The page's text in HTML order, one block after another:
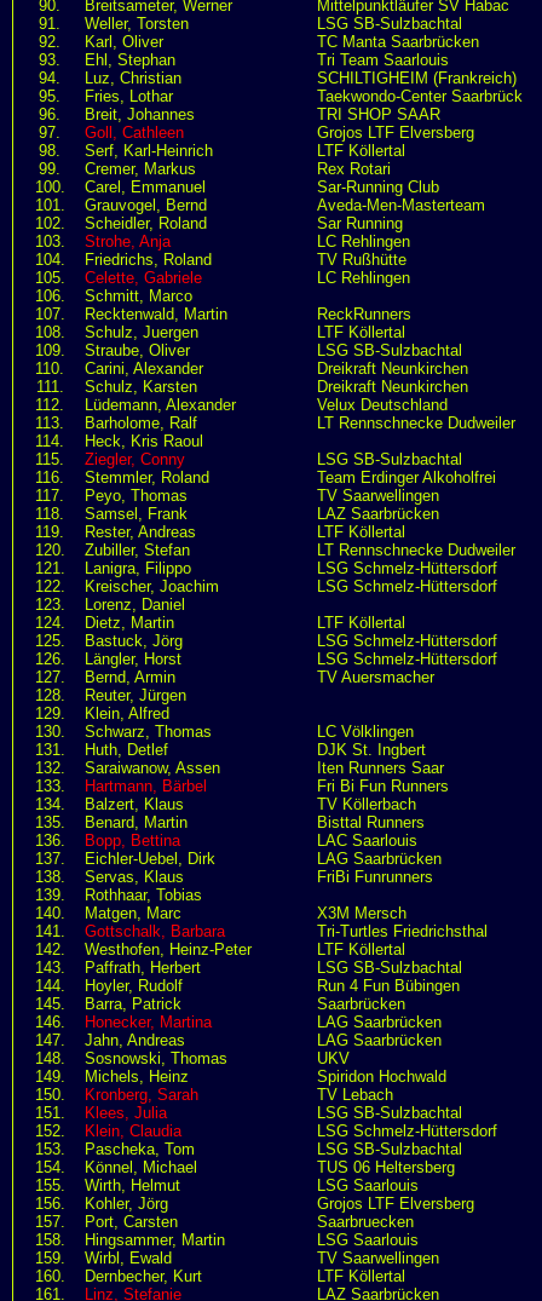
90. Breitsameter, Werner
Mittelpunktläufer SV Habac
91.
Weller, Torsten
LSG SB-Sulzbachtal
92.
Karl, Oliver
TC Manta Saarbrücken
93.
Ehl, Stephan
Tri Team Saarlouis
94.
Luz, Christian
SCHILTIGHEIM (Frankreich)
95.
Fries, Lothar
Taekwondo-Center Saarbrück
96.
Breit, Johannes
TRI SHOP SAAR
97.
Goll, Cathleen
Grojos LTF Elversberg
98.
Serf, Karl-Heinrich
LTF Köllertal
99.
Cremer, Markus
Rex Rotari
100.
Carel, Emmanuel
Sar-Running Club
101.
Grauvogel, Bernd
Aveda-Men-Masterteam
102.
Scheidler, Roland
Sar Running
103.
Strohe, Anja
LC Rehlingen
104.
Friedrichs, Roland
TV Rußhütte
105.
Celette, Gabriele
LC Rehlingen
106.
Schmitt, Marco
107.
Recktenwald, Martin
ReckRunners
108.
Schulz, Juergen
LTF Köllertal
109.
Straube, Oliver
LSG SB-Sulzbachtal
110.
Carini, Alexander
Dreikraft Neunkirchen
111.
Schulz, Karsten
Dreikraft Neunkirchen
112.
Lüdemann, Alexander
Velux Deutschland
113.
Barholome, Ralf
LT Rennschnecke Dudweiler
114.
Heck, Kris Raoul
115.
Ziegler, Conny
LSG SB-Sulzbachtal
116.
Stemmler, Roland
Team Erdinger Alkoholfrei
117.
Peyo, Thomas
TV Saarwellingen
118.
Samsel, Frank
LAZ Saarbrücken
119.
Rester, Andreas
LTF Köllertal
120.
Zubiller, Stefan
LT Rennschnecke Dudweiler
121.
Lanigra, Filippo
LSG Schmelz-Hüttersdorf
122.
Kreischer, Joachim
LSG Schmelz-Hüttersdorf
123.
Lorenz, Daniel
124.
Dietz, Martin
LTF Köllertal
125.
Bastuck, Jörg
LSG Schmelz-Hüttersdorf
126.
Längler, Horst
LSG Schmelz-Hüttersdorf
127.
Bernd, Armin
TV Auersmacher
128.
Reuter, Jürgen
129.
Klein, Alfred
130.
Schwarz, Thomas
LC Völklingen
131.
Huth, Detlef
DJK St. Ingbert
132.
Saraiwanow, Assen
Iten Runners Saar
133.
Hartmann, Bärbel
Fri Bi Fun Runners
134.
Balzert, Klaus
TV Köllerbach
135.
Benard, Martin
Bisttal Runners
136.
Bopp, Bettina
LAC Saarlouis
137.
Eichler-Uebel, Dirk
LAG Saarbrücken
138.
Servas, Klaus
FriBi Funrunners
139.
Rothhaar, Tobias
140.
Matgen, Marc
X3M Mersch
141.
Gottschalk, Barbara
Tri-Turtles Friedrichsthal
142.
Westhofen, Heinz-Peter
LTF Köllertal
143.
Paffrath, Herbert
LSG SB-Sulzbachtal
144.
Hoyler, Rudolf
Run 4 Fun Bübingen
145.
Barra, Patrick
Saarbrücken
146.
Honecker, Martina
LAG Saarbrücken
147.
Jahn, Andreas
LAG Saarbrücken
148.
Sosnowski, Thomas
UKV
149.
Michels, Heinz
Spiridon Hochwald
150.
Kronberg, Sarah
TV Lebach
151.
Klees, Julia
LSG SB-Sulzbachtal
152.
Klein, Claudia
LSG Schmelz-Hüttersdorf
153.
Pascheka, Tom
LSG SB-Sulzbachtal
154.
Könnel, Michael
TUS 06 Heltersberg
155.
Wirth, Helmut
LSG Saarlouis
156.
Kohler, Jörg
Grojos LTF Elversberg
157.
Port, Carsten
Saarbruecken
158.
Hingsammer, Martin
LSG Saarlouis
159.
Wirbl, Ewald
TV Saarwellingen
160.
Dernbecher, Kurt
LTF Köllertal
161.
Linz, Stefanie
LAZ Saarbrücken